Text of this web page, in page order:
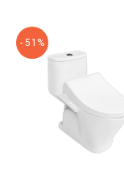
- 51%